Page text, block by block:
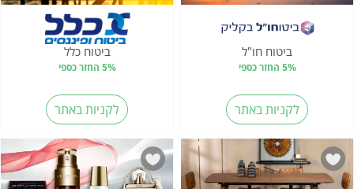
ביטוח חו"ל
5% החזר כספי
לקניות באתר
ביטוח כלל
5% החזר כספי
לקניות באתר